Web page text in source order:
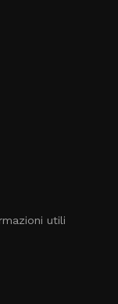
utili